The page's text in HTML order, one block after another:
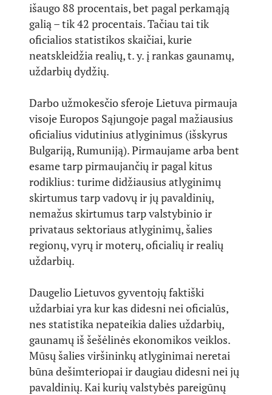
išaugo 88 procentais, bet pagal perkamąją
galią – tik 42 procentais. Tačiau tai tik
oficialios statistikos skaičiai, kurie
neatskleidžia realių, t. y. į rankas gaunamų,
uždarbių dydžių.
Darbo užmokesčio sferoje Lietuva pirmauja
visoje Europos Sąjungoje pagal mažiausius
oficialius vidutinius atlyginimus (išskyrus
Bulgariją, Rumuniją). Pirmaujame arba bent
esame tarp pirmaujančių ir pagal kitus
rodiklius: turime didžiausius atlyginimų
skirtumus tarp vadovų ir jų pavaldinių,
nemažus skirtumus tarp valstybinio ir
privataus sektoriaus atlyginimų, šalies
regionų, vyrų ir moterų, oficialių ir realių
uždarbių.
Daugelio Lietuvos gyventojų faktiški
uždarbiai yra kur kas didesni nei oficialūs,
nes statistika nepateikia dalies uždarbių,
gaunamų iš šešėlinės ekonomikos veiklos.
Mūsų šalies viršininkų atlyginimai neretai
būna dešimteriopai ir daugiau didesni nei jų
pavaldinių. Kai kurių valstybės pareigūnų